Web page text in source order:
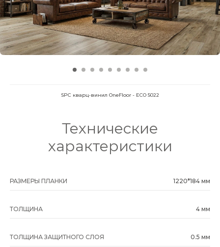
SPC кварц-винил OneFloor - ECO 5022
Технические
характеристики
РАЗМЕРЫ ПЛАНКИ 1220*184 мм
ТОЛЩИНА 4 мм
ТОЛЩИНА ЗАЩИТНОГО СЛОЯ 0.5 мм